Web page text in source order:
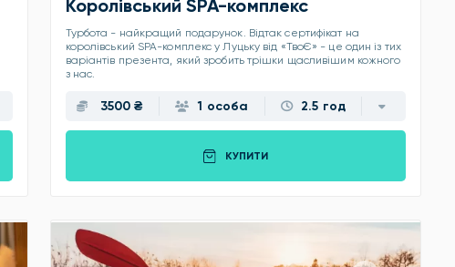
Королівський SPA-комплекс
Турбота - найкращий подарунок. Відтак сертифікат на
королівський SPA-комплекс у Луцьку від «ТвоЄ» - це один із тих
варіантів презента, який зробить трішки щасливішим кожного
з нас.
3500 ₴ 1 особа 2.5 год
КУПИТИ